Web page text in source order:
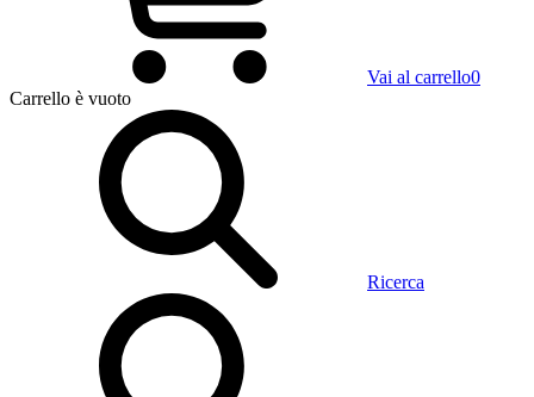
Vai al carrello0
Carrello è vuoto
Ricerca